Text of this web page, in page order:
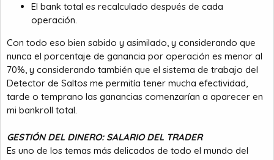
El bank total es recalculado después de cada
operación.
Con todo eso bien sabido y asimilado, y considerando que
nunca el porcentaje de ganancia por operación es menor al
70%, y considerando también que el sistema de trabajo del
Detector de Saltos me permitía tener mucha efectividad,
tarde o temprano las ganancias comenzarían a aparecer en
mi bankroll total.
GESTIÓN DEL DINERO: SALARIO DEL TRADER
Es uno de los temas más delicados de todo el mundo del